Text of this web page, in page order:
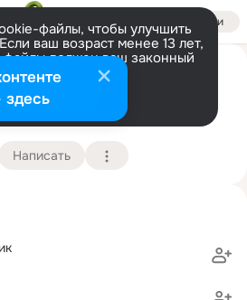
Войти
файлы, чтобы улучшить
ваш возраст менее 13 лет,
файлы должен ваш законный
информации
Настроить
Ursachi MUDr
Lhota
Подробнее
Написать